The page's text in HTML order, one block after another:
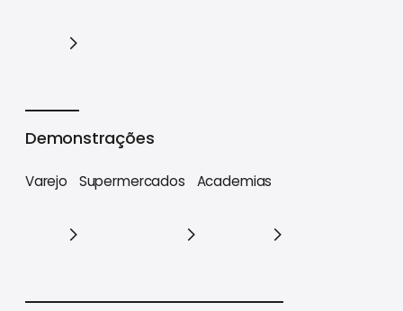
Demonstrações
Varejo Supermercados Academias